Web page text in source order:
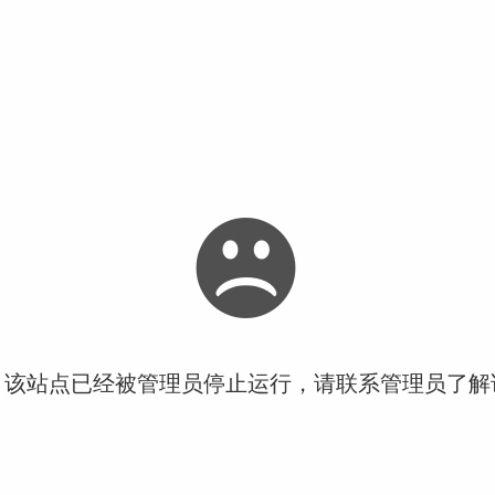
站点已经被管理员停止运行，请联系管理员了